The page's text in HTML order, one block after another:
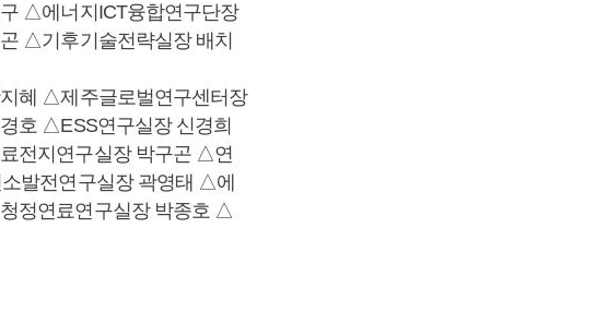
△에너지ICT융합연구단장
△기후기술전략실장 배치
혜 △제주글로벌연구센터장
호 △ESS연구실장 신경희
전지연구실장 박구곤 △연
발전연구실장 곽영태 △에
정연료연구실장 박종호 △